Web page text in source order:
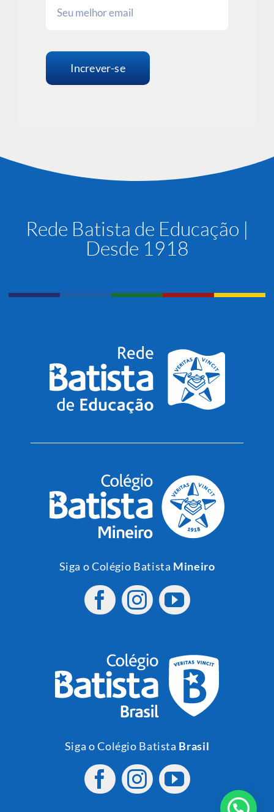
Increver-se
Rede Batista de Educação |
Desde 1918
Siga o Colégio Batista Mineiro
Siga o Colégio Batista Brasil